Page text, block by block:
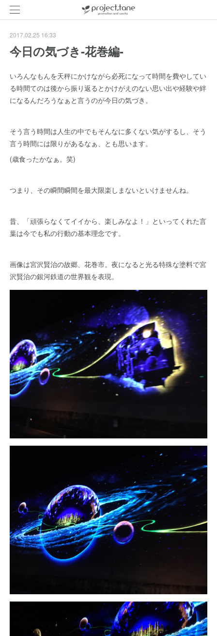
2017.02.25 16:33
今日の気づき-花巻編-
いろんなもんを天秤にかけながら必死になって時間を費やしてい
る時間てのは後から振り返るとかけがえのない思い出や経験や絆
になるんだろうなぁと言うのが今日の気づき。
そう言う時間は人生の中でもそんなに多くない気がするし、そう
言う時間には限りがあるなぁ、とも思います。
(歳食ったかなぁ。笑)
つまり、その瞬間瞬間を最大限楽しまないといけませんね。
昔、「頑張らなくてイイから、楽しみなよ！」といってくれた言
葉は今でも私の行動の基本理念です。
画像は宮沢賢治の故郷、花巻市。夜になると光る特殊な塗料で宮
沢賢治の銀河鉄道の世界観を表現。